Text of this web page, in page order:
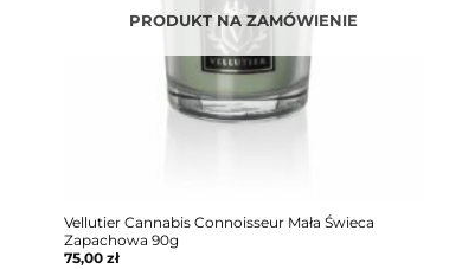
PRODUKT NA ZAMÓWIENIE
Vellutier Cannabis Connoisseur Mała Świeca
Zapachowa 90g
75,00 zł